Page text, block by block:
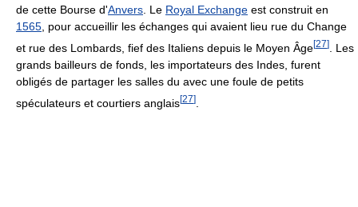
de cette Bourse d'Anvers . Le Royal Exchange est construit en
1565 , pour accueillir les échanges qui avaient lieu rue du Change
et rue des Lombards, fief des Italiens depuis le Moyen Âge[27]
. Les
grands bailleurs de fonds, les importateurs des Indes, furent
obligés de partager les salles du avec une foule de petits
spéculateurs et courtiers anglais[27]